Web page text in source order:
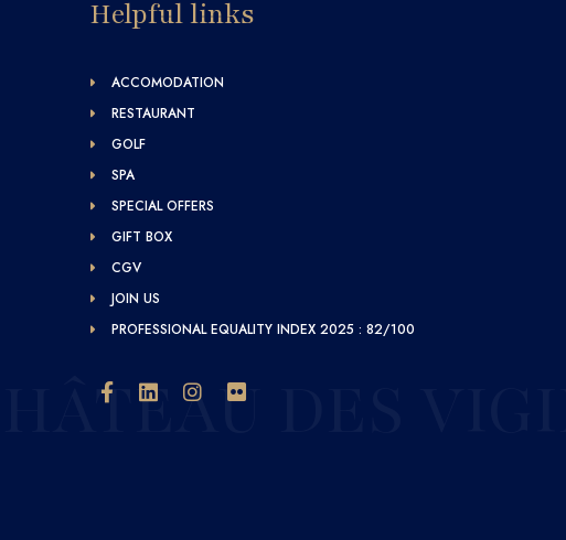
Helpful links
ACCOMODATION
RESTAURANT
GOLF
SPA
SPECIAL OFFERS
GIFT BOX
CGV
JOIN US
PROFESSIONAL EQUALITY INDEX 2025 : 82/100
CHÂTEAU DES